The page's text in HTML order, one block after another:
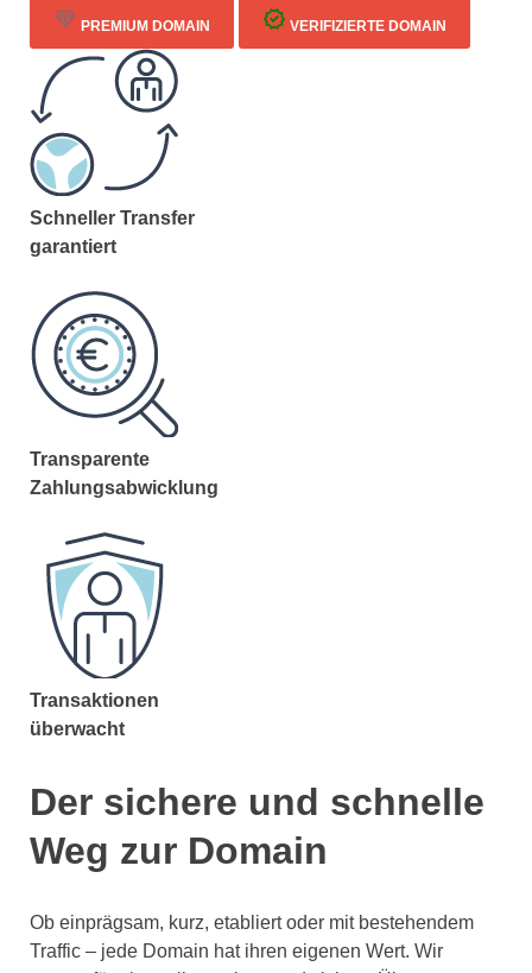
PREMIUM DOMAIN VERIFIZIERTE DOMAIN
Schneller Transfer
garantiert
Transparente
Zahlungsabwicklung
Transaktionen
überwacht
Der sichere und schnelle
Weg zur Domain
Ob einprägsam, kurz, etabliert oder mit bestehendem
Traffic – jede Domain hat ihren eigenen Wert. Wir